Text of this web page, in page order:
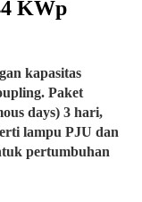
KWp
kapasitas
Paket
days) 3 hari,
lampu PJU dan
pertumbuhan